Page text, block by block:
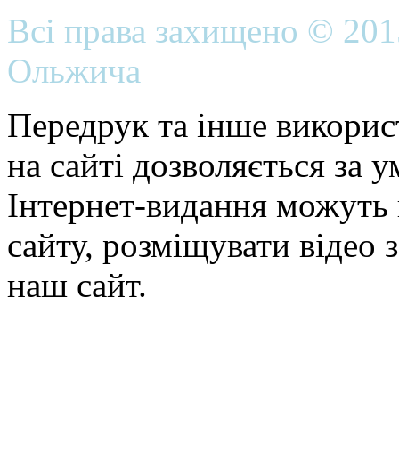
Всі права захищено ©
Ольжича
Передрук та інше
на сайті дозволяється
Інтернет-видання можуть
сайту, розміщувати відео
наш сайт.